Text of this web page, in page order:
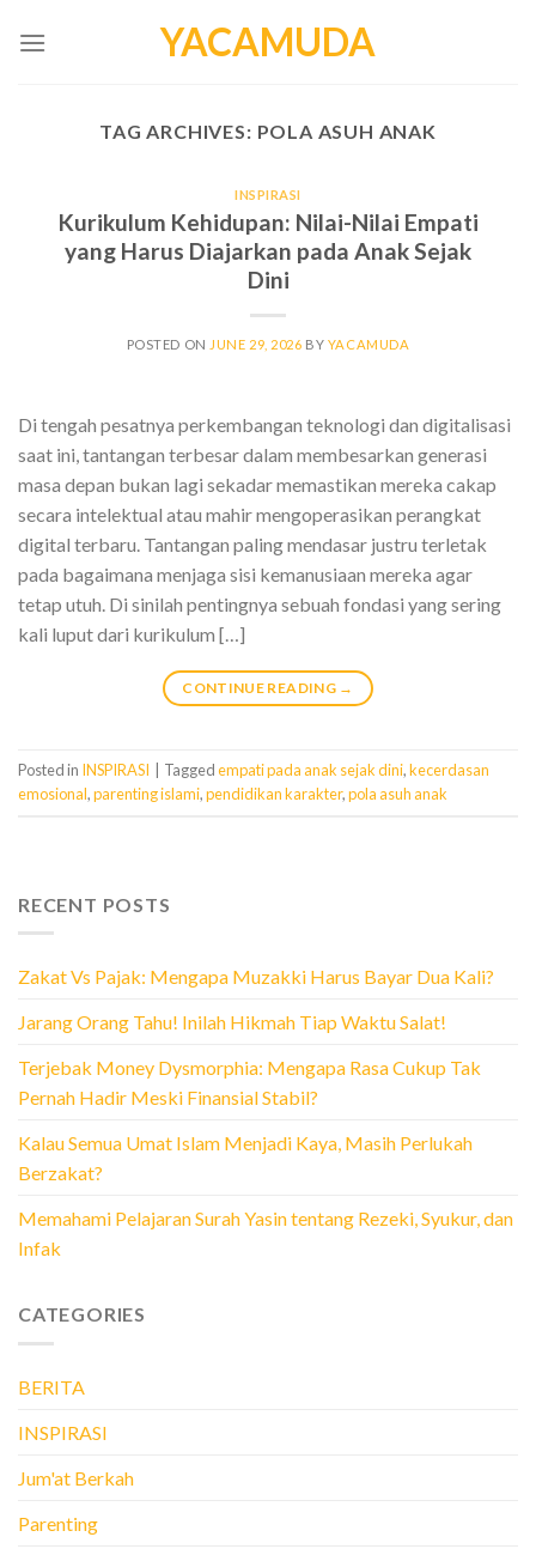
YACAMUDA
TAG ARCHIVES: POLA ASUH ANAK
INSPIRASI
Kurikulum Kehidupan: Nilai-Nilai Empati
yang Harus Diajarkan pada Anak Sejak
Dini
POSTED ON JUNE 29, 2026 BY YACAMUDA
Di tengah pesatnya perkembangan teknologi dan digitalisasi
saat ini, tantangan terbesar dalam membesarkan generasi
masa depan bukan lagi sekadar memastikan mereka cakap
secara intelektual atau mahir mengoperasikan perangkat
digital terbaru. Tantangan paling mendasar justru terletak
pada bagaimana menjaga sisi kemanusiaan mereka agar
tetap utuh. Di sinilah pentingnya sebuah fondasi yang sering
kali luput dari kurikulum […]
CONTINUE READING →
Posted in INSPIRASI Taggedempati pada anak sejak dini,kecerdasan
emosional,parenting islami,pendidikan karakter,pola asuh anak
RECENT POSTS
Zakat Vs Pajak: Mengapa Muzakki Harus Bayar Dua Kali?
Jarang Orang Tahu! Inilah Hikmah Tiap Waktu Salat!
Terjebak Money Dysmorphia: Mengapa Rasa Cukup Tak
Pernah Hadir Meski Finansial Stabil?
Kalau Semua Umat Islam Menjadi Kaya, Masih Perlukah
Berzakat?
Memahami Pelajaran Surah Yasin tentang Rezeki, Syukur, dan
Infak
CATEGORIES
BERITA
INSPIRASI
Jum'at Berkah
Parenting